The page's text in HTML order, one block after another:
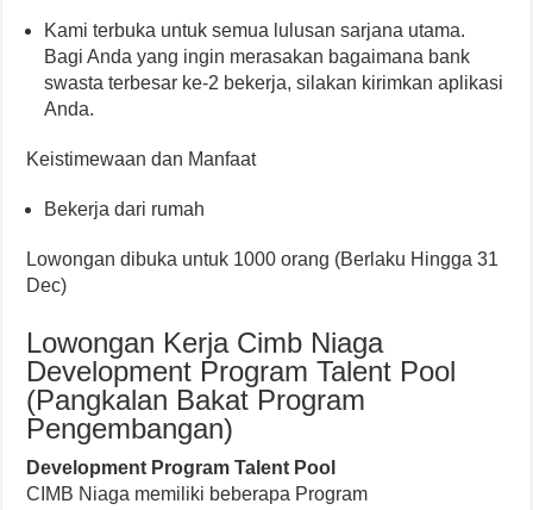
Kami terbuka untuk semua lulusan sarjana utama.
Bagi Anda yang ingin merasakan bagaimana bank
swasta terbesar ke-2 bekerja, silakan kirimkan aplikasi
Anda.
Keistimewaan dan Manfaat
Bekerja dari rumah
Lowongan dibuka untuk 1000 orang (Berlaku Hingga 31
Dec)
Lowongan Kerja Cimb Niaga
Development Program Talent Pool
(Pangkalan Bakat Program
Pengembangan)
Development Program Talent Pool
CIMB Niaga memiliki beberapa Program